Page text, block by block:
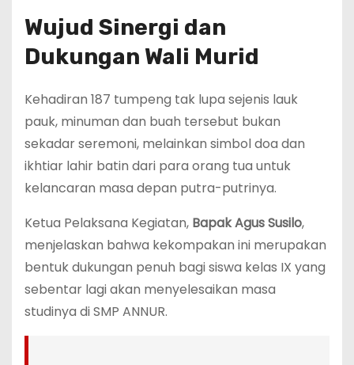
Wujud Sinergi dan
Dukungan Wali Murid
Kehadiran 187 tumpeng tak lupa sejenis lauk
pauk, minuman dan buah tersebut bukan
sekadar seremoni, melainkan simbol doa dan
ikhtiar lahir batin dari para orang tua untuk
kelancaran masa depan putra-putrinya.
Ketua Pelaksana Kegiatan, Bapak Agus Susilo,
menjelaskan bahwa kekompakan ini merupakan
bentuk dukungan penuh bagi siswa kelas IX yang
sebentar lagi akan menyelesaikan masa
studinya di SMP ANNUR.